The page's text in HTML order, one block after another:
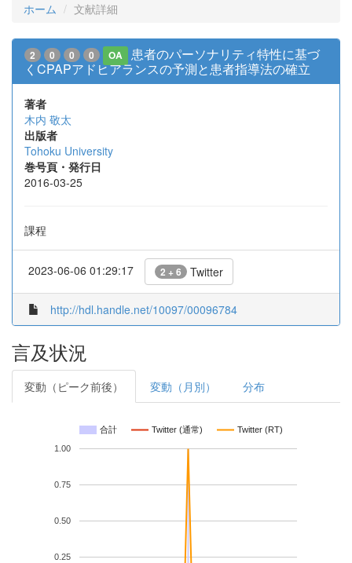
ホーム 文献詳細
2 0 0 0 OA
患者のパーソナリティ特性に基づ
くCPAPアドヒアランスの予測と患者指導法の確立
著者
木内 敬太
出版者
Tohoku University
巻号頁・発行日
2016-03-25
課程
2023-06-06 01:29:17 2 + 6 Twitter
http://hdl.handle.net/10097/00096784
言及状況
変動（ピーク前後） 変動（月別） 分布
合計 Twitter (通常) Twitter (RT)
0.25
0.50
0.75
1.00